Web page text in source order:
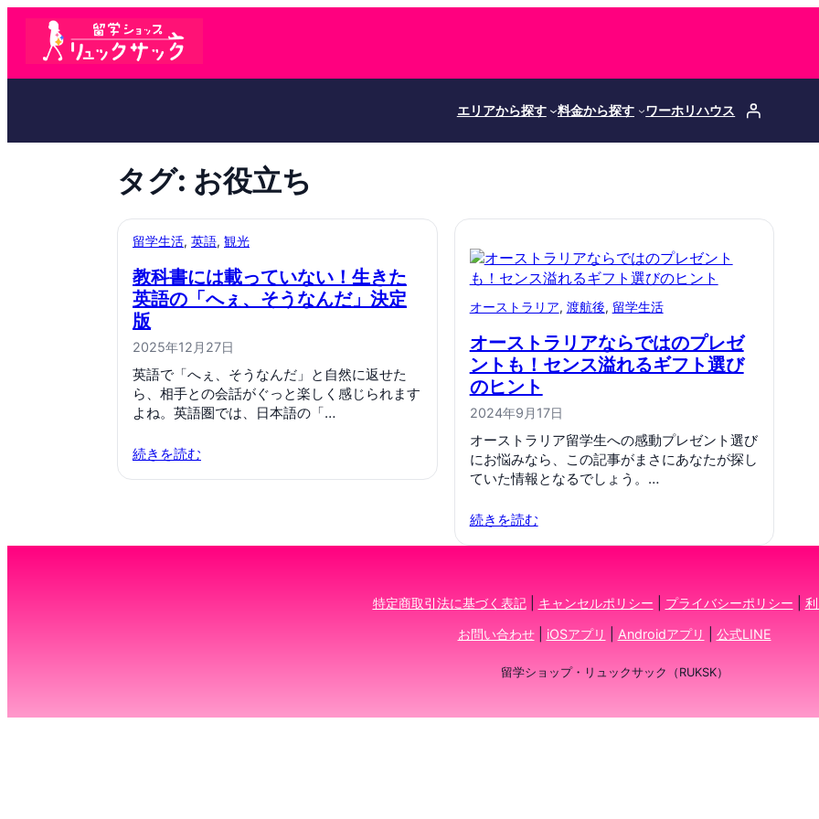
エリアから探す 料金から探す ワーホリハウス
タグ: お役立ち
留学生活, 英語, 観光
教科書には載っていない！生きた
英語の「へぇ、そうなんだ」決定
版
2025年12月27日
英語で「へぇ、そうなんだ」と自然に返せた
ら、相手との会話がぐっと楽しく感じられます
よね。英語圏では、日本語の「…
続きを読む
オーストラリア, 渡航後, 留学生活
オーストラリアならではのプレゼ
ントも！センス溢れるギフト選び
のヒント
2024年9月17日
オーストラリア留学生への感動プレゼント選び
にお悩みなら、この記事がまさにあなたが探し
ていた情報となるでしょう。…
続きを読む
特定商取引法に基づく表記| キャンセルポリシー プライバシーポリシー
お問い合わせ| iOSアプリ Androidアプリ 公式LINE
留学ショップ・リュックサック（RUKSK）